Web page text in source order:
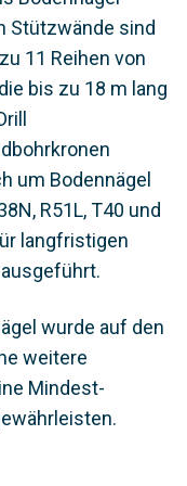
Stützwände sind
11 Reihen von
bis zu 18 m lang
um Bodennägel
R51L, T40 und
langfristigen
wurde auf den
weitere
Mindest-